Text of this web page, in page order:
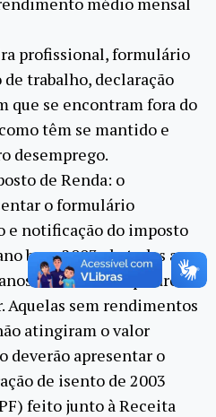
profissional, formulário
trabalho, declaração
que se encontram fora do
têm se mantido e
desemprego.
de Renda: o
o formulário
e notificação do imposto
base 2003, de todas as
descritas no quadro
Aquelas sem rendimentos
atingiram o valor
deverão apresentar o
de isento de 2003
feito junto à Receita